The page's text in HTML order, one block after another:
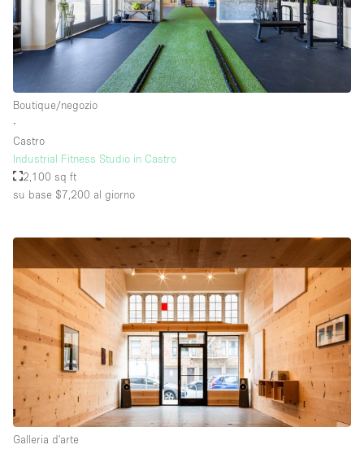
Boutique/negozio
∙
Castro
Industrial Fitness Studio in Castro
2,100 sq ft
su base $7,200 al giorno
Galleria d'arte